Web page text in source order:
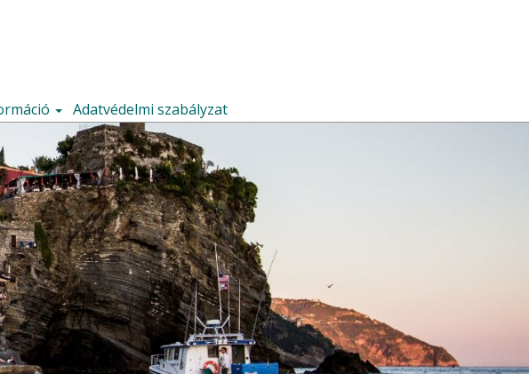
Adatvédelmi szabályzat